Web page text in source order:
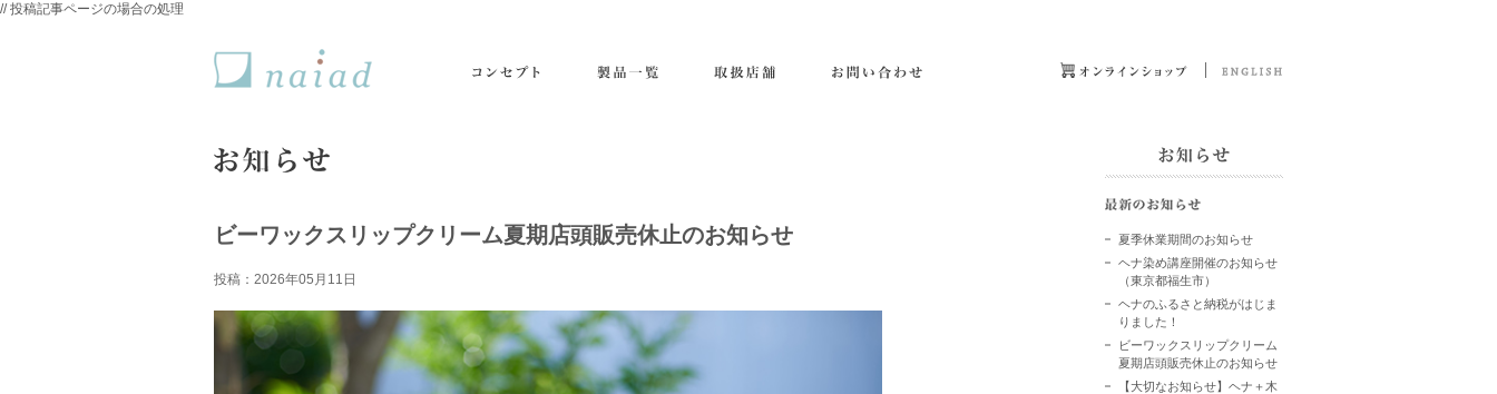
// 投稿記事ページの場合の処理
ビーワックスリップクリーム夏期店頭販売休止のお知らせ
投稿：2026年05月11日
夏季休業期間のお知らせ
ヘナ染め講座開催のお知らせ
（東京都福生市）
ヘナのふるさと納税がはじま
りました！
ビーワックスリップクリーム
夏期店頭販売休止のお知らせ
【大切なお知らせ】ヘナ＋木